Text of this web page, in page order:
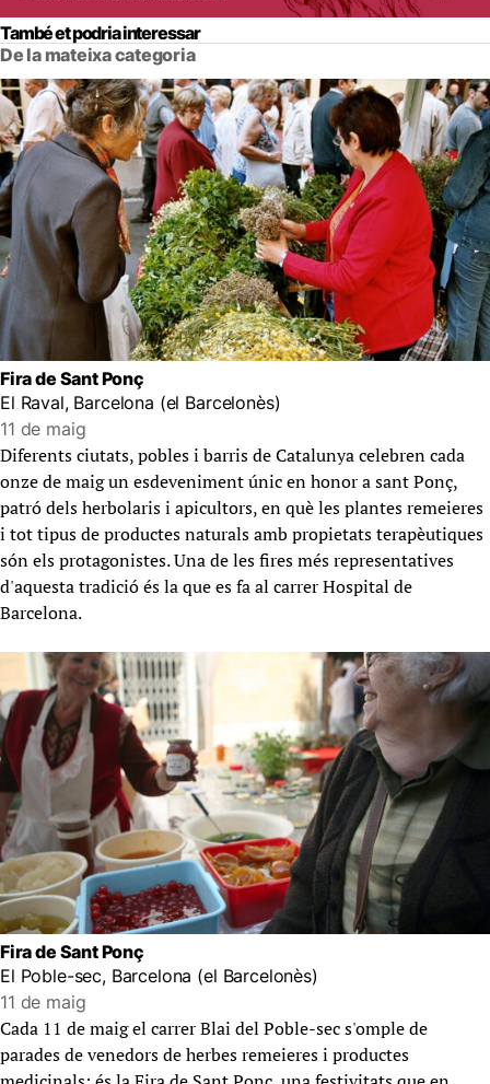
També et podria interessar
De la mateixa categoria
Fira de Sant Ponç
El Raval, Barcelona (el Barcelonès)
11 de maig
Diferents ciutats, pobles i barris de Catalunya celebren cada
onze de maig un esdeveniment únic en honor a sant Ponç,
patró dels herbolaris i apicultors, en què les plantes remeieres
i tot tipus de productes naturals amb propietats terapèutiques
són els protagonistes. Una de les fires més representatives
d'aquesta tradició és la que es fa al carrer Hospital de
Barcelona.
Fira de Sant Ponç
El Poble-sec, Barcelona (el Barcelonès)
11 de maig
Cada 11 de maig el carrer Blai del Poble-sec s'omple de
parades de venedors de herbes remeieres i productes